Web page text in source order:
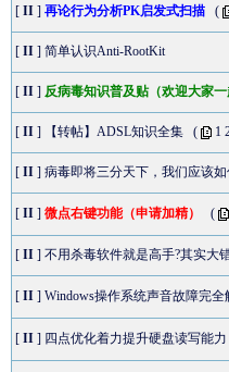
[ II ] 再论行为分析PK启发式扫描 (
[ II ] 简单认识Anti-RootKit
[ II ] 反病毒知识普及贴（欢迎大家
[ II ] 【转帖】ADSL知识全集 ( 1
[ II ] 病毒即将三分天下，我们应该
[ II ] 微点右键功能（申请加精） (
[ II ] 不用杀毒软件就是高手?其实大
[ II ] Windows操作系统声音故障完全
[ II ] 四点优化着力提升硬盘读写能力